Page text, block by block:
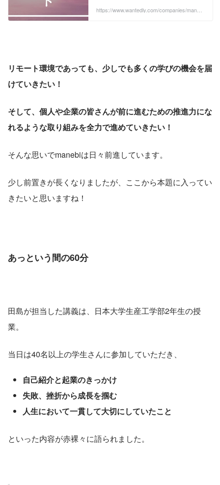
manebiは 【完全リモートワーク】 での
らは、出勤時の挨拶は毎日Slack上で行
われるように
https://www.wantedly.com/companies/maneb
リモート環境であっても、少しでも多くの学びの機会を届
けていきたい！
そして、個人や企業の皆さんが前に進むための推進力にな
れるような取り組みを全力で進めていきたい！
そんな思いでmanebiは日々前進しています。
少し前置きが長くなりましたが、ここから本題に入ってい
きたいと思いますね！
あっという間の60分
田島が担当した講義は、日本大学生産工学部2年生の授
業。
当日は40名以上の学生さんに参加していただき、
自己紹介と起業のきっかけ
失敗、挫折から成長を掴む
人生において一貫して大切にしていたこと
といった内容が赤裸々に語られました。